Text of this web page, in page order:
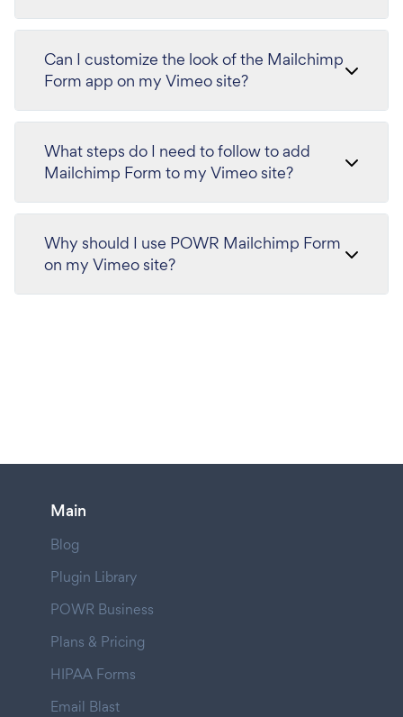
Can I customize the look of the Mailchimp
Form app on my Vimeo site?
What steps do I need to follow to add
Mailchimp Form to my Vimeo site?
Why should I use POWR Mailchimp Form
on my Vimeo site?
Main
Blog
Plugin Library
POWR Business
Plans & Pricing
HIPAA Forms
Email Blast